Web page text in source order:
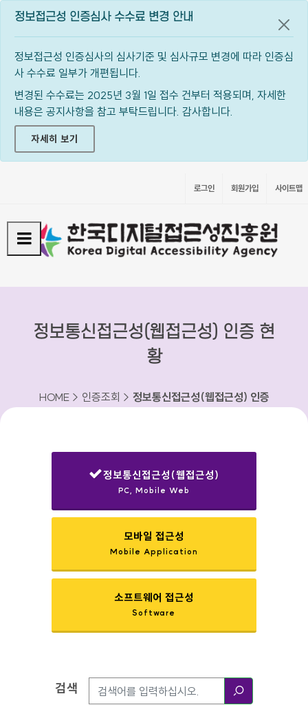
정보접근성 인증심사 수수료 변경 안내
정보접근성 인증심사의 심사기준 및 심사규모 변경에 따라 인증심
사 수수료 일부가 개편됩니다.
변경된 수수료는 2025년 3월 1일 접수 건부터 적용되며, 자세한
내용은 공지사항을 참고 부탁드립니다. 감사합니다.
자세히 보기
공지
로그인 회원가입 사이트맵
정보통신접근성(웹접근성) 인증 현
황
HOME > 인증조회 > 정보통신접근성(웹접근성) 인증
정보통신접근성(웹접근성)
PC, Mobile Web
모바일 접근성
Mobile Application
소프트웨어 접근성
Software
검색옵션
검색